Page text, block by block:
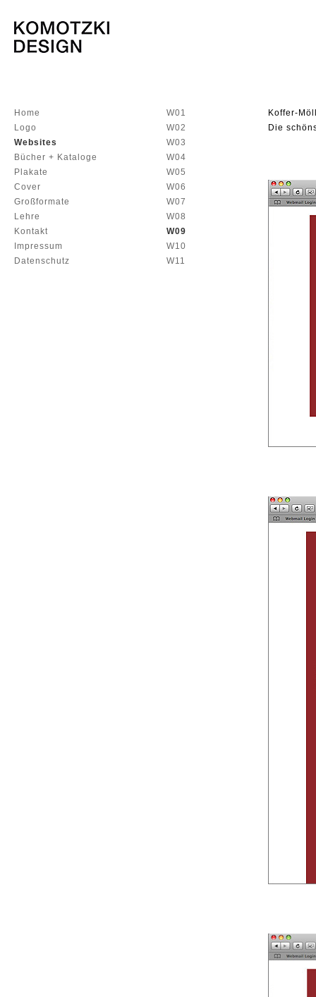
Home
Logo
Websites
Bücher + Kataloge
Plakate
Cover
Großformate
Lehre
Kontakt
Impressum
Datenschutz
W01
W02
W03
W04
W05
W06
W07
W08
W09
W10
W11
Koffer-
Die